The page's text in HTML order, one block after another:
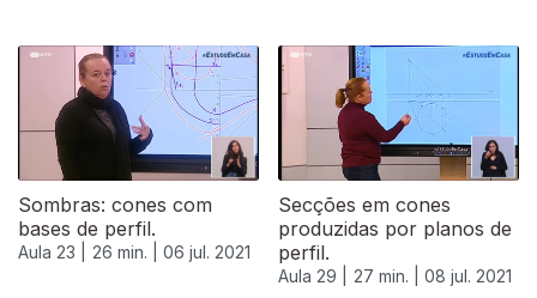
Sombras: cones com
bases de perfil.
Aula 23 | 26 min. | 06 jul. 2021
Secções em cones
produzidas por planos de
perfil.
Aula 29 | 27 min. | 08 jul. 2021
556135